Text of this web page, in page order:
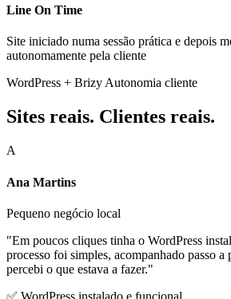
Line On Time
Site iniciado numa sessão prática e depois
autonomamente pela cliente
WordPress + BrizyAutonomia cliente
Sites reais. Clientes reais.
A
Ana Martins
Pequeno negócio local
"Em poucos cliques tinha o WordPress
processo foi simples, acompanhado passo a
percebi o que estava a fazer."
✅ WordPress instalado e funcional